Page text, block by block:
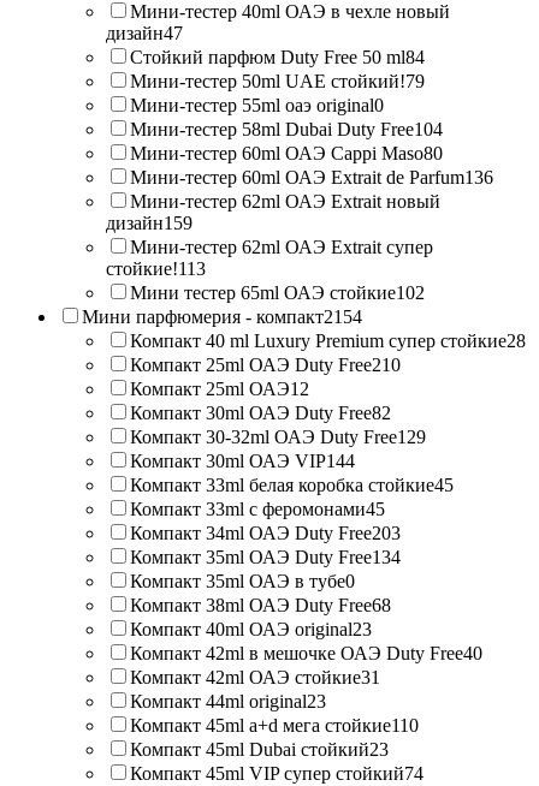
Мини-тестер 40ml ОАЭ в чехле новый
дизайн47
Стойкий парфюм Duty Free 50 ml84
Мини-тестер 50ml UAE стойкий!79
Мини-тестер 55ml оаэ original0
Мини-тестер 58ml Dubai Duty Free104
Мини-тестер 60ml ОАЭ Cappi Maso80
Мини-тестер 60ml ОАЭ Extrait de Parfum136
Мини-тестер 62ml ОАЭ Extrait новый
дизайн159
Мини-тестер 62ml ОАЭ Extrait супер
стойкие!113
Мини тестер 65ml ОАЭ стойкие102
Мини парфюмерия - компакт2154
Компакт 40 ml Luxury Premium супер стойкие28
Компакт 25ml ОАЭ Duty Free210
Компакт 25ml ОАЭ12
Компакт 30ml ОАЭ Duty Free82
Компакт 30-32ml ОАЭ Duty Free129
Компакт 30ml ОАЭ VIP144
Компакт 33ml белая коробка стойкие45
Компакт 33ml с феромонами45
Компакт 34ml ОАЭ Duty Free203
Компакт 35ml ОАЭ Duty Free134
Компакт 35ml ОАЭ в тубе0
Компакт 38ml ОАЭ Duty Free68
Компакт 40ml ОАЭ original23
Компакт 42ml в мешочке ОАЭ Duty Free40
Компакт 42ml ОАЭ стойкие31
Компакт 44ml original23
Компакт 45ml a+d мега стойкие110
Компакт 45ml Dubai стойкий23
Компакт 45ml VIP супер стойкий74